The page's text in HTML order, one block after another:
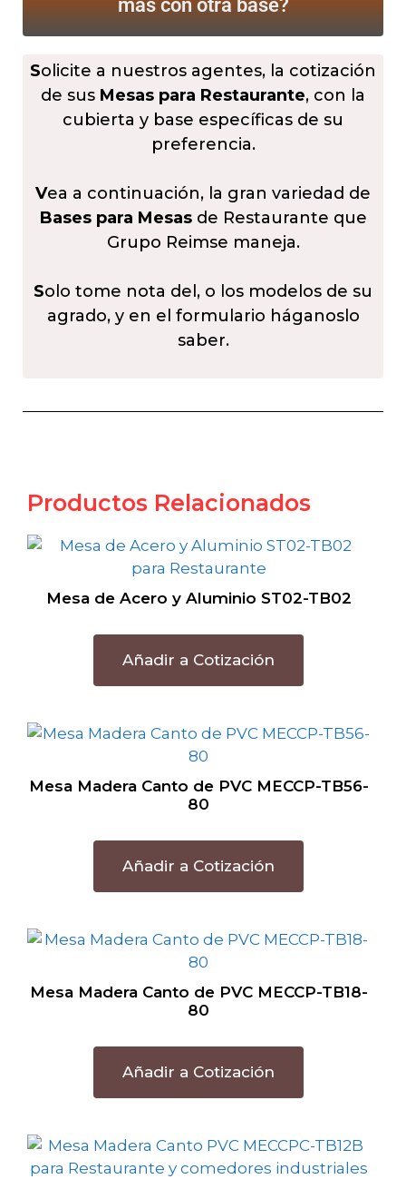
más con otra base?
Solicite a nuestros agentes, la cotización
de sus Mesas para Restaurante, con la
cubierta y base específicas de su
preferencia.
Vea a continuación, la gran variedad de
Bases para Mesasde Restaurante que
Grupo Reimse maneja.
Solo tome nota del, o los modelos de su
agrado, y en el formulario háganoslo
saber.
Productos Relacionados
Mesa de Acero y Aluminio ST02-TB02
Añadir a Cotización
Mesa Madera Canto de PVC MECCP-TB56-
80
Añadir a Cotización
Mesa Madera Canto de PVC MECCP-TB18-
80
Añadir a Cotización